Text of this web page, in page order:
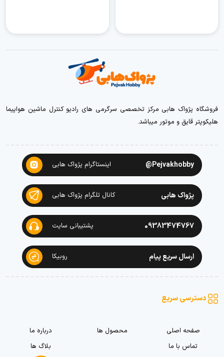
فروشگاه پژواک هابی مرکز تخصصی سرگرمی های رادیو کنترل ماشین هواپیما
هلیکوپتر قایق و موتور میباشد.
Pejvakhobby@ اینستاگرام پژواک هابی
پژواک هابی کانال تلگرام پژواک هابی
09383474767 پشتیبانی سایت
ارسال سریع پیام روبیکا
دسترسی سریع
صفحه اصلی محصول ها
درباره ما
تماس با ما
بلاگ ها